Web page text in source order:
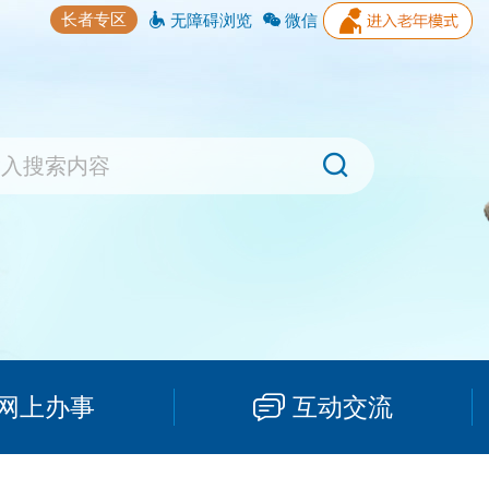
长者专区 无障碍浏览 微信
上办事 互动交流